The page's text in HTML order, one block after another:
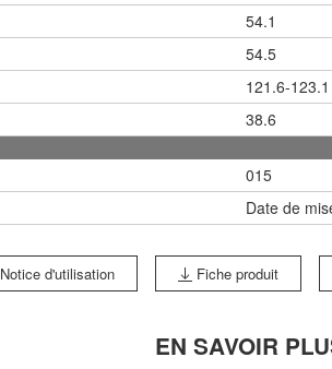
54.1
54.5
121.6-
38.6
015
Date de
Notice d'utilisation Fiche produit
EN SAVOIR